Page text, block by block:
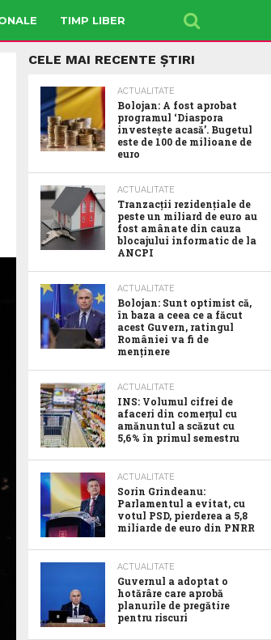
TIMP LIBER
CELE MAI RECENTE ȘTIRI
ACTUALITATE
Bolojan: A fost aprobat
programul ‘Diaspora
investește acasă’. Bugetul
este de 100 de milioane de
euro
ACTUALITATE
Tranzacții rezidențiale de
peste un miliard de euro au
fost amânate din cauza
blocajului informatic de la
ANCPI
ACTUALITATE
Bolojan: Sunt optimist că,
în baza a ceea ce a făcut
acest Guvern, ratingul
României va fi de
menținere
ACTUALITATE
INS: Volumul cifrei de
afaceri din comerțul cu
amănuntul a scăzut cu
5,6% în primul semestru
ACTUALITATE
Sorin Grindeanu:
Parlamentul a evitat, cu
votul PSD, pierderea a 5,8
miliarde de euro din PNRR
ACTUALITATE
Guvernul a adoptat o
hotărâre care aprobă
planurile de pregătire
pentru riscuri